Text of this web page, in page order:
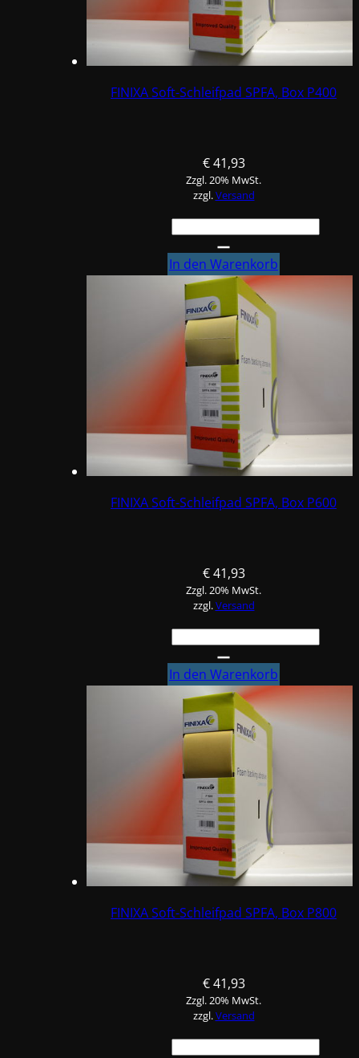
FINIXA Soft-Schleifpad SPFA, Box P400
€41,93
Zzgl. 20% MwSt.
zzgl.Versand
FINIXA
Schleifpad
SPFA,
Box
P400
Menge
In den Warenkorb
FINIXA Soft-Schleifpad SPFA, Box P600
€41,93
Zzgl. 20% MwSt.
zzgl.Versand
FINIXA
Schleifpad
SPFA,
Box
P600
Menge
In den Warenkorb
FINIXA Soft-Schleifpad SPFA, Box P800
€41,93
Zzgl. 20% MwSt.
zzgl.Versand
FINIXA